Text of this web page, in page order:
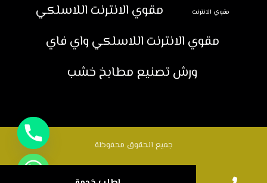
مقوي الانترنت
مقوي الانترنت اللاسلكي
مقوي الانترنت اللاسلكي واي فاي
ورش تصنيع مطابخ خشب
جميع الحقوق محفوظة